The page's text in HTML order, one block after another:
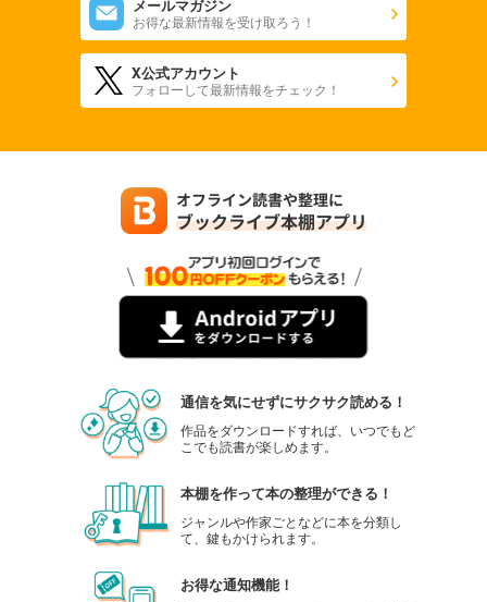
メールマガジン
お得な最新情報を受け取ろう！
X公式アカウント
フォローして最新情報をチェック！
通信を気にせずにサクサク読める！
作品をダウンロードすれば、いつでもど
こでも読書が楽しめます。
本棚を作って本の整理ができる！
ジャンルや作家ごとなどに本を分類し
て、鍵もかけられます。
お得な通知機能！